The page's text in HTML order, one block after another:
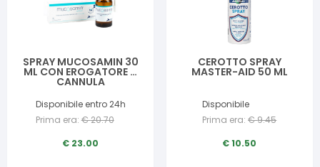
SPRAY MUCOSAMIN 30
ML CON EROGATORE A
CANNULA
Disponibile entro 24h
Prima era: €20.70
€ 23.00
CEROTTO SPRAY
MASTER-AID 50 ML
Disponibile
Prima era: €9.45
€10.50